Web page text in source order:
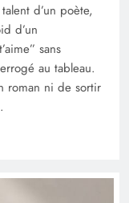
d’un poète,
d’un
sans
au tableau.
roman ni de sortir